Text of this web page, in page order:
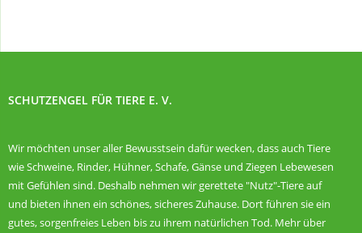
SCHUTZENGEL FÜR TIERE E. V.
Wir möchten unser aller Bewusstsein dafür wecken, dass auch Tiere
wie Schweine, Rinder, Hühner, Schafe, Gänse und Ziegen Lebewesen
mit Gefühlen sind. Deshalb nehmen wir gerettete "Nutz"-Tiere auf
und bieten ihnen ein schönes, sicheres Zuhause. Dort führen sie ein
gutes, sorgenfreies Leben bis zu ihrem natürlichen Tod. Mehr über